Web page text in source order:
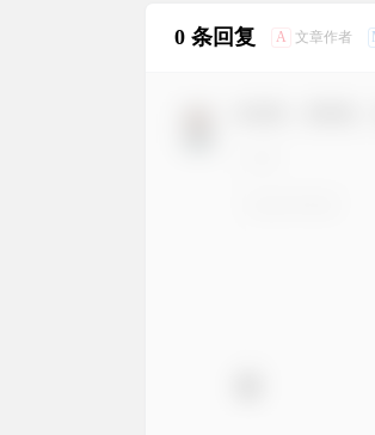
0 条回复 A 文章作者